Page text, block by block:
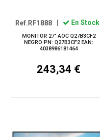
Ref.RF1888 En Stock
MONITOR 27" AOC Q27B3CF2
NEGRO PN: Q27B3CF2 EAN:
4038986181464
243,34 €